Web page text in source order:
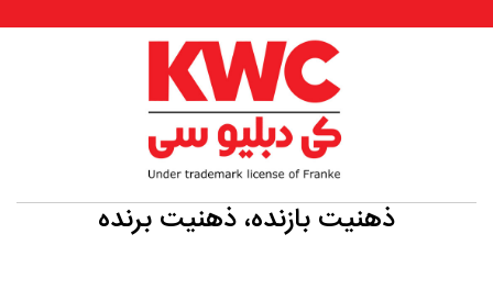
ذهنیت بازنده، ذهنیت برنده